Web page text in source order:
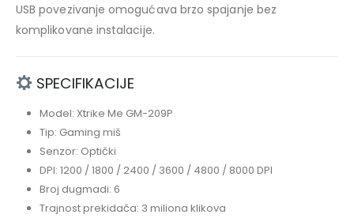
USB povezivanje omogućava brzo spajanje bez
komplikovane instalacije.
SPECIFIKACIJE
Model: Xtrike Me GM-209P
Tip: Gaming miš
Senzor: Optički
DPI: 1200 / 1800 / 2400 / 3600 / 4800 / 8000 DPI
Broj dugmadi: 6
Trajnost prekidača: 3 miliona klikova